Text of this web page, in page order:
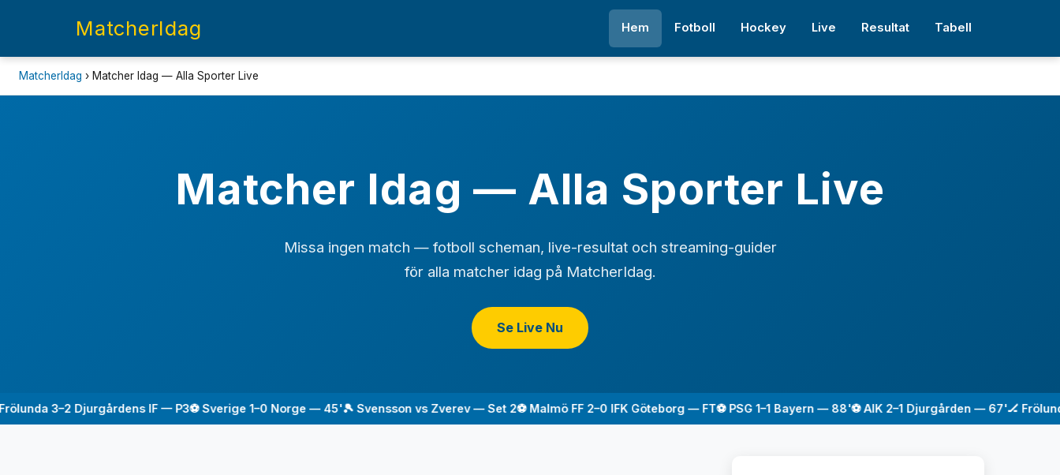
MatcherIdag Hem Fotboll Hockey Live Resultat Tabell
MatcherIdag › Matcher Idag — Alla Sporter Live
Matcher Idag — Alla Sporter Live
Missa ingen match — fotboll scheman, live-resultat och streaming-guider
för alla matcher idag på MatcherIdag.
Se Live Nu
3–2 Djurgårdens IF — P3⚽ Sverige 1–0 Norge — 45'🎾 Svensson vs Zverev — Set 2⚽ Malmö FF 2–0 IFK Göteborg — FT⚽ PSG 1–1 Bayern — 88'⚽ AIK 2–1 Djurgården — 67'🏒 Frölunda